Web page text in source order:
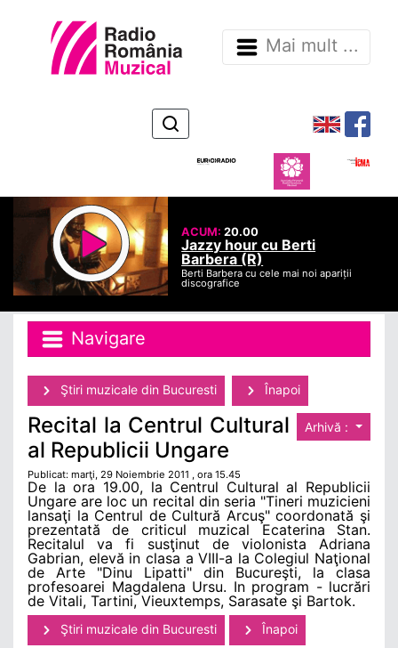
Mai mult ...
ACUM:20.00
Jazzy hour cu Berti
Barbera (R)
Berti Barbera cu cele mai noi apariții
discografice
Navigare
Ştiri muzicale din Bucuresti Înapoi
Arhivă :
Recital la Centrul Cultural
al Republicii Ungare
Publicat: marţi, 29 Noiembrie 2011 , ora 15.45
De la ora 19.00, la Centrul Cultural al Republicii
Ungare are loc un recital din seria "Tineri muzicieni
lansaţi la Centrul de Cultură Arcuş" coordonată şi
prezentată de criticul muzical Ecaterina Stan.
Recitalul va fi susţinut de violonista Adriana
Gabrian, elevă in clasa a VIII-a la Colegiul Naţional
de Arte "Dinu Lipatti" din Bucureşti, la clasa
profesoarei Magdalena Ursu. In program - lucrări
de Vitali, Tartini, Vieuxtemps, Sarasate şi Bartok.
Ştiri muzicale din Bucuresti Înapoi